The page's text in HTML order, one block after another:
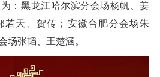
黑龙江哈尔滨分会场杨帆、姜
若天、贺传；安徽合肥分会场朱
场张韬、王楚涵。